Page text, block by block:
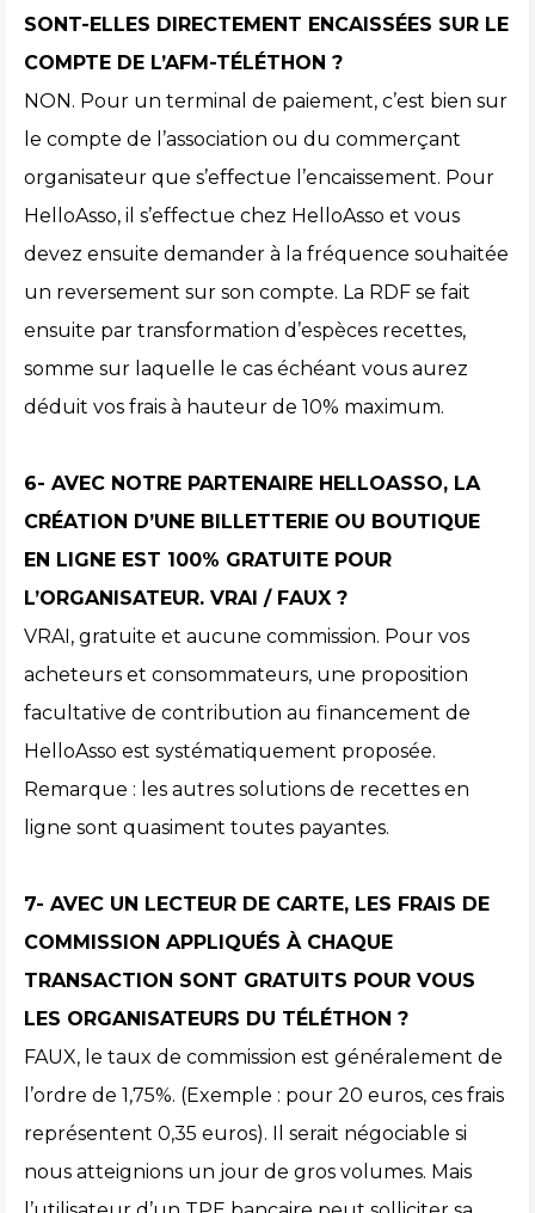
SONT-ELLES DIRECTEMENT ENCAISSÉES SUR LE
COMPTE DE L’AFM-TÉLÉTHON ?
NON. Pour un terminal de paiement, c’est bien sur
le compte de l’association ou du commerçant
organisateur que s’effectue l’encaissement. Pour
HelloAsso, il s’effectue chez HelloAsso et vous
devez ensuite demander à la fréquence souhaitée
un reversement sur son compte. La RDF se fait
ensuite par transformation d’espèces recettes,
somme sur laquelle le cas échéant vous aurez
déduit vos frais à hauteur de 10% maximum.
6- AVEC NOTRE PARTENAIRE HELLOASSO, LA
CRÉATION D’UNE BILLETTERIE OU BOUTIQUE
EN LIGNE EST 100% GRATUITE POUR
L’ORGANISATEUR. VRAI / FAUX ?
VRAI, gratuite et aucune commission. Pour vos
acheteurs et consommateurs, une proposition
facultative de contribution au financement de
HelloAsso est systématiquement proposée.
Remarque : les autres solutions de recettes en
ligne sont quasiment toutes payantes.
7- AVEC UN LECTEUR DE CARTE, LES FRAIS DE
COMMISSION APPLIQUÉS À CHAQUE
TRANSACTION SONT GRATUITS POUR VOUS
LES ORGANISATEURS DU TÉLÉTHON ?
FAUX, le taux de commission est généralement de
l’ordre de 1,75%. (Exemple : pour 20 euros, ces frais
représentent 0,35 euros). Il serait négociable si
nous atteignions un jour de gros volumes. Mais